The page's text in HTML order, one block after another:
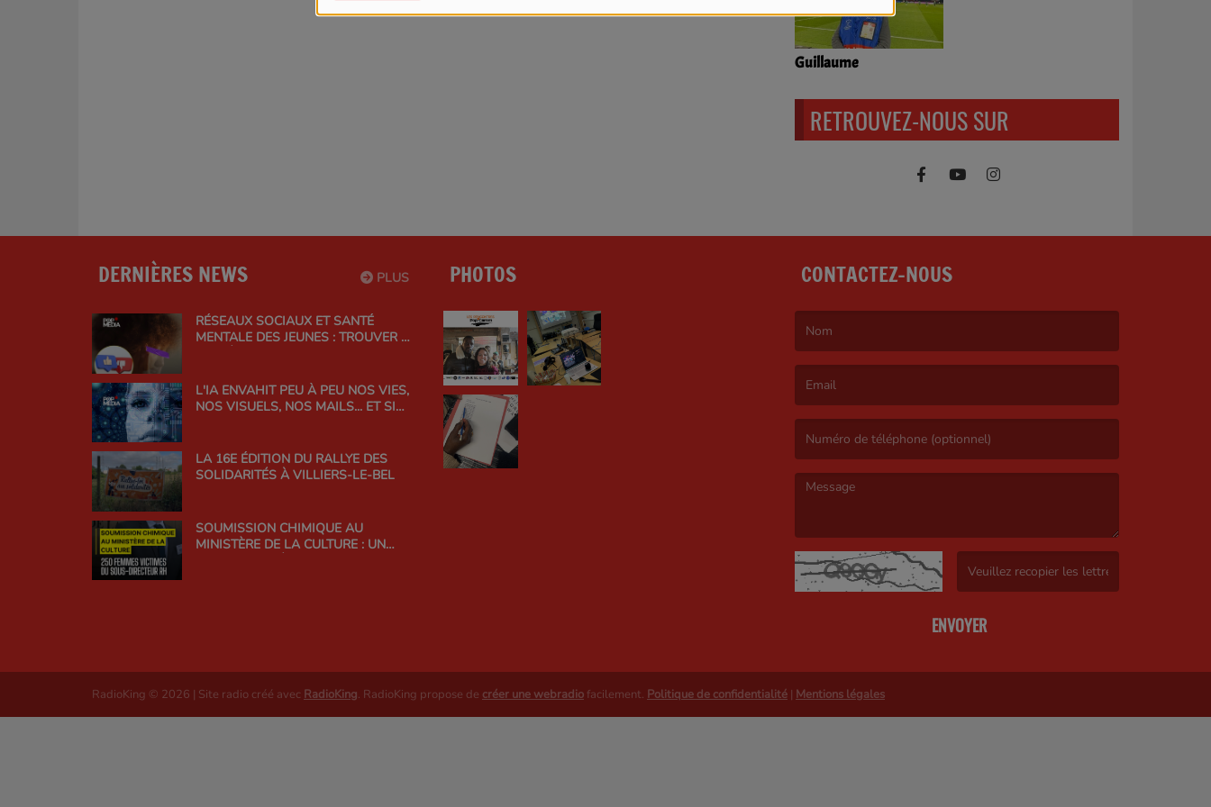
Guillaume
RETROUVEZ-NOUS SUR
PLUS
DERNIÈRES NEWS
RÉSEAUX SOCIAUX ET SANTÉ
MENTALE DES JEUNES : TROUVER LE
L'IA ENVAHIT PEU À PEU NOS VIES,
NOS VISUELS, NOS MAILS... ET SI
LA 16E ÉDITION DU RALLYE DES
SOLIDARITÉS À VILLIERS-LE-BEL
SOUMISSION CHIMIQUE AU
MINISTÈRE DE LA CULTURE : UN
PHOTOS CONTACTEZ-NOUS
ENVOYER
RadioKing © 2026 | Site radio créé avec RadioKing. RadioKing propose de créer une webradio facilement. Politique de confidentialité | Mentions légales